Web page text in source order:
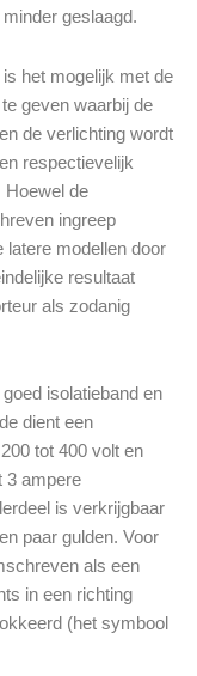
geslaagd.
het mogelijk met de
geven waarbij de
de verlichting wordt
respectievelijk
Hoewel de
ingreep
latere modellen door
resultaat
als zodanig
isolatieband en
dient een
tot 400 volt en
3 ampere
is verkrijgbaar
paar gulden. Voor
als een
in een richting
(het symbool